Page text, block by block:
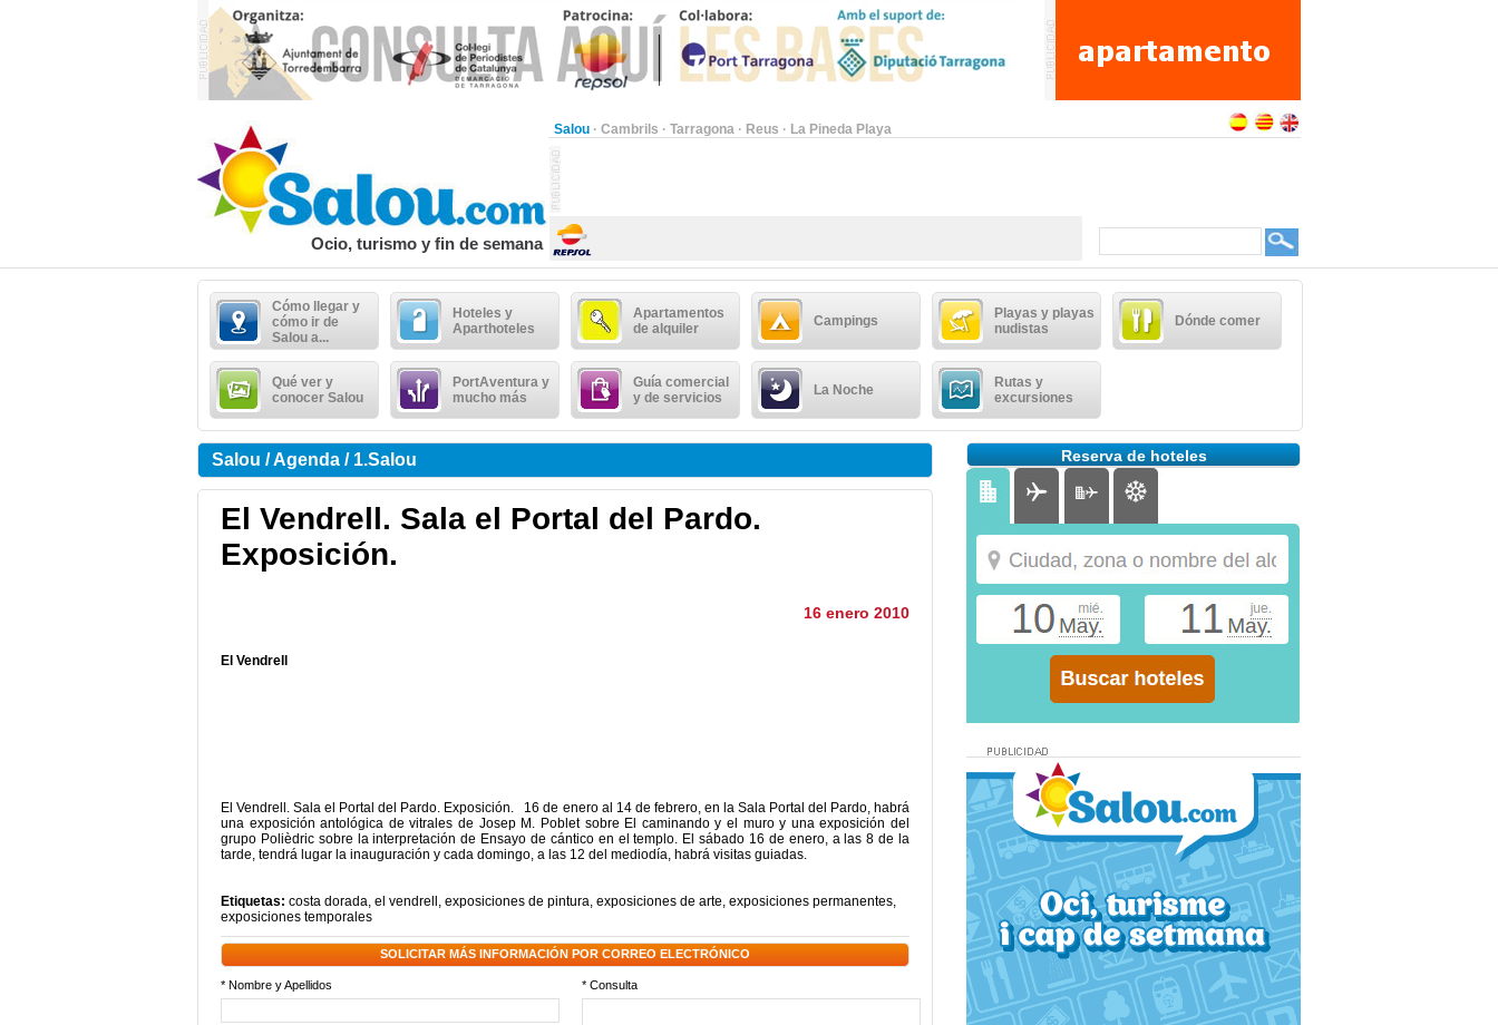
Salou · Cambrils · Tarragona · Reus · La Pineda Playa
Ocio, turismo y fin de semana
Cómo llegar y
cómo ir de
Salou a...
Hoteles y
Aparthoteles
Apartamentos
de alquiler
Campings
Playas y playas
nudistas
Dónde comer
Qué ver y
conocer Salou
PortAventura y
mucho más
Guía comercial
y de servicios
La Noche
Rutas y
excursiones
Salou / Agenda / 1.Salou
El Vendrell. Sala el Portal del Pardo.
Exposición.
16 enero 2010
El Vendrell
El Vendrell. Sala el Portal del Pardo. Exposición. 16 de enero al 14 de febrero, en la Sala Portal del Pardo, habrá
una exposición antológica de vitrales de Josep M. Poblet sobre El caminando y el muro y una exposición del
grupo Polièdric sobre la interpretación de Ensayo de cántico en el templo. El sábado 16 de enero, a las 8 de la
tarde, tendrá lugar la inauguración y cada domingo, a las 12 del mediodía, habrá visitas guiadas.
Etiquetas: costa dorada, el vendrell , exposiciones de pintura, exposiciones de arte, exposiciones permanentes,
exposiciones temporales
SOLICITAR MÁS INFORMACIÓN POR CORREO ELECTRÓNICO
* Nombre y Apellidos * Consulta
Reserva de hoteles